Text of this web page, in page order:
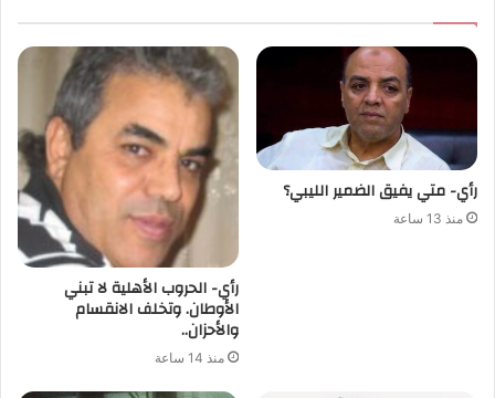
رأي- متي يفيق الضمير الليبي؟
منذ 13 ساعة
رأي- الحروب الأهلية لا تبني
الأوطان. وتخلف الانقسام
والأحزان..
منذ 14 ساعة